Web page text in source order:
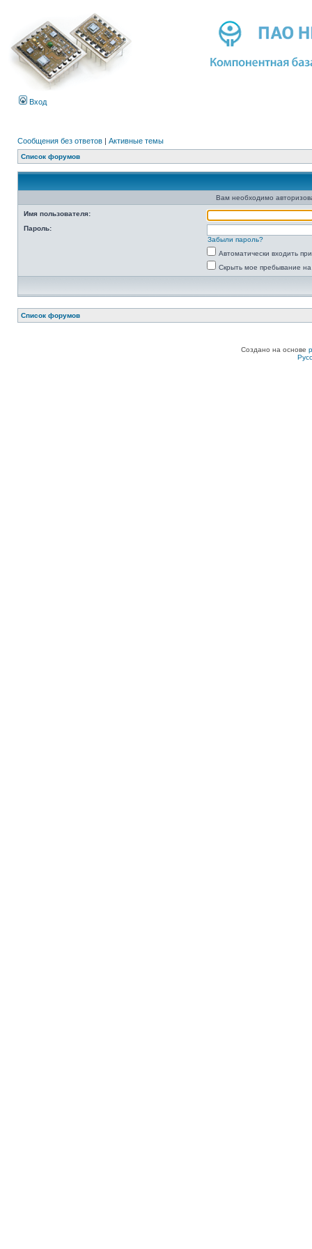
Вход
Сообщения без ответов | Активные темы
Список форумов
Вам необходимо
Имя пользователя:
Пароль:
Забыли пароль?
Автоматически входить
Скрыть мое пребывание
Список форумов
Создано на основе